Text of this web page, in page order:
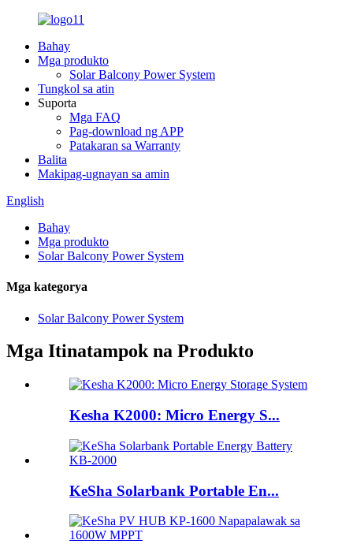
Bahay
Mga produkto
Solar Balcony Power System
Tungkol sa atin
Suporta
Mga FAQ
Pag-download ng APP
Patakaran sa Warranty
Balita
Makipag-ugnayan sa amin
English
Bahay
Mga produkto
Solar Balcony Power System
Mga kategorya
Solar Balcony Power System
Mga Itinatampok na Produkto
Kesha K2000: Micro Energy S...
KeSha Solarbank Portable En...